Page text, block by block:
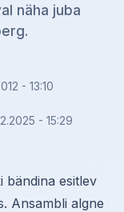
näha juba
- 13:10
- 15:29
bändina esitlev
Ansambli algne